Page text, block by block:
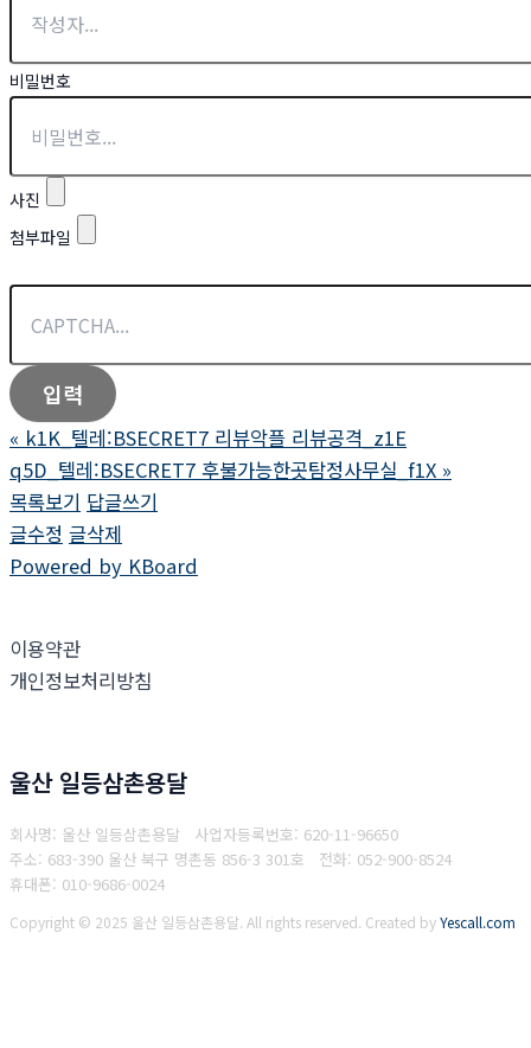
비밀번호
사진
첨부파일
« k1K_텔레:BSECRET7 리뷰악플 리뷰공격_z1E
q5D_텔레:BSECRET7 후불가능한곳탐정사무실_f1X »
목록보기 답글쓰기
글수정 글삭제
Powered by KBoard
이용약관
개인정보처리방침
울산 일등삼촌용달
회사명: 울산 일등삼촌용달 사업자등록번호: 620-11-96650
주소: 683-390 울산 북구 명촌동 856-3 301호 전화: 052-900-8524
휴대폰: 010-9686-0024
Copyright © 2025 울산 일등삼촌용달. All rights reserved. Created byYescall.com